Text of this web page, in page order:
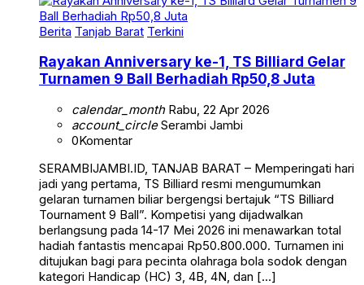
Berita Tanjab Barat Terkini
Rayakan Anniversary ke-1, TS Billiard Gelar
Turnamen 9 Ball Berhadiah Rp50,8 Juta
calendar_monthRabu, 22 Apr 2026
account_circleSerambi Jambi
0Komentar
SERAMBIJAMBI.ID, TANJAB BARAT – Memperingati hari
jadi yang pertama, TS Billiard resmi mengumumkan
gelaran turnamen biliar bergengsi bertajuk “TS Billiard
Tournament 9 Ball”. Kompetisi yang dijadwalkan
berlangsung pada 14-17 Mei 2026 ini menawarkan total
hadiah fantastis mencapai Rp50.800.000. Turnamen ini
ditujukan bagi para pecinta olahraga bola sodok dengan
kategori Handicap (HC) 3, 4B, 4N, dan […]